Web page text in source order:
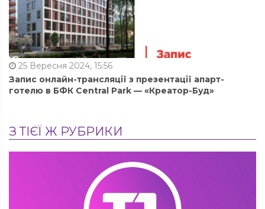
25 Вересня 2024, 15:56
Запис онлайн-трансляції з презентації апарт-
готелю в БФК Central Park — «Креатор-Буд»
З ТІЄЇ Ж РУБРИКИ